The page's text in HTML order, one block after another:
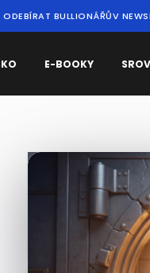
ODEBÍRAT BULLIONÁŘŮV
E-BOOKY